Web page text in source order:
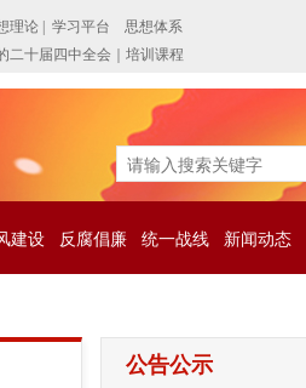
建设 反腐倡廉 统一战线 新闻动态
公告公示